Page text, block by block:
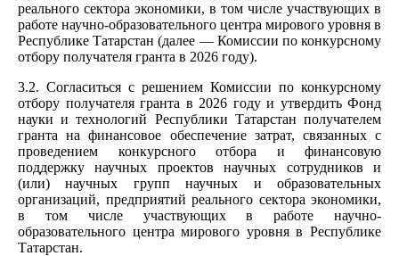
реального сектора экономики, в том числе участвующих в
работе научно-образовательного центра мирового уровня в
Республике Татарстан (далее — Комиссии по конкурсному
отбору получателя гранта в 2026 году).
3.2. Согласиться с решением Комиссии по конкурсному
отбору получателя гранта в 2026 году и утвердить Фонд
науки и технологий Республики Татарстан получателем
гранта на финансовое обеспечение затрат, связанных с
проведением конкурсного отбора и финансовую
поддержку научных проектов научных сотрудников и
(или) научных групп научных и образовательных
организаций, предприятий реального сектора экономики,
в том числе участвующих в работе научно-
образовательного центра мирового уровня в Республике
Татарстан.